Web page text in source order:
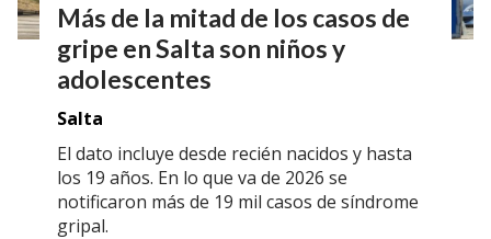
Más de la mitad de los casos de
gripe en Salta son niños y
adolescentes
Salta
El dato incluye desde recién nacidos y hasta
los 19 años. En lo que va de 2026 se
notificaron más de 19 mil casos de síndrome
gripal.